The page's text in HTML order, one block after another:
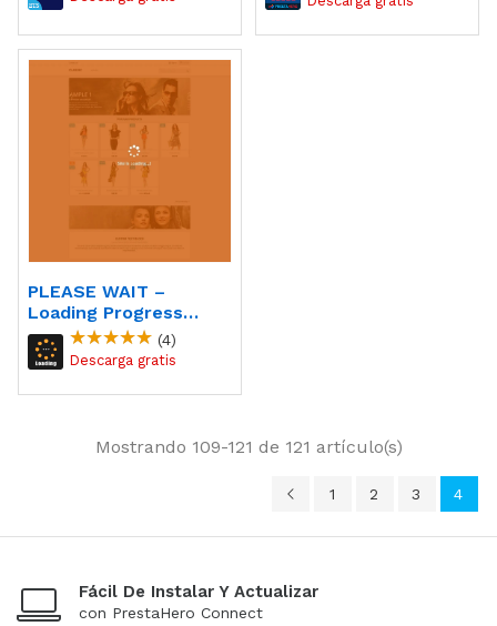
PLEASE WAIT –
Loading Progress
Indicator Module
(4)
Mostrando 109-121 de 121 artículo(s)
1 2 3 4
Fácil De Instalar Y Actualizar
con PrestaHero Connect